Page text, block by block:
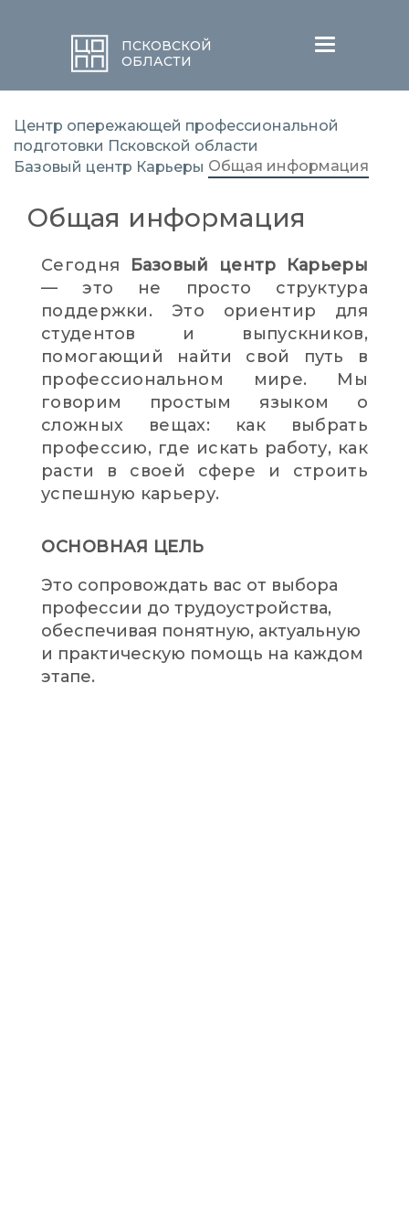
ПСКОВСКОЙ
ОБЛАСТИ
Меню
Центр опережающей профессиональной
подготовки Псковской области
Базовый центр Карьеры Общая информация
Общая информация
Сегодня
Базовый центр Карьеры
— это не просто структура
поддержки. Это ориентир для
студентов и выпускников,
помогающий найти свой путь в
профессиональном мире. Мы
говорим простым языком о
сложных вещах: как выбрать
профессию, где искать работу, как
расти в своей сфере и строить
успешную карьеру.
ОСНОВНАЯ ЦЕЛЬ
Это сопровождать вас от выбора
профессии до трудоустройства,
обеспечивая понятную, актуальную
и практическую помощь на каждом
этапе.